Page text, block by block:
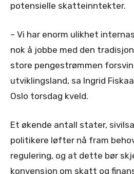
potensielle skatteinntekter.
– Vi har enorm ulikhet
nok å jobbe med den
store pengestrømmen
utviklingsland, sa Ingrid
Oslo torsdag kveld.
Et økende antall stater,
politikere løfter nå fram
regulering, og at dette bør
konvensjon om skatt og